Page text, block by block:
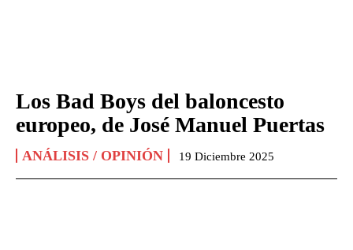
Los Bad Boys del baloncesto
europeo, de José Manuel Puertas
ANÁLISIS / OPINIÓN 19 Diciembre 2025